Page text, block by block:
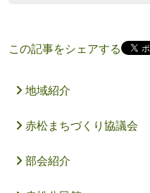
この記事をシェアする
地域紹介
赤松まちづくり協議会
部会紹介